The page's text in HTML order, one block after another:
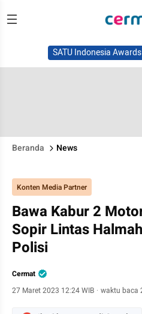
SATU Indonesia Awards
Beranda News
Konten Media Partner
Bawa Kabur 2
Sopir Lintas
Polisi
Cermat
27 Maret 2023 12:24 WIB · waktu baca